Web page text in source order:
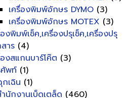
เครื่องพิมพ์อักษร DYMO (3)
เครื่องพิมพ์อักษร MOTEX (3)
งพิมพ์เช็ค,เครื่องปรุเช็ค,เครื่องปรุ
าร (4)
องสแกนบาร์โค๊ต (3)
ศัพท์ (1)
เฉิน (1)
นักงานเบ็ดเตล็ด (460)